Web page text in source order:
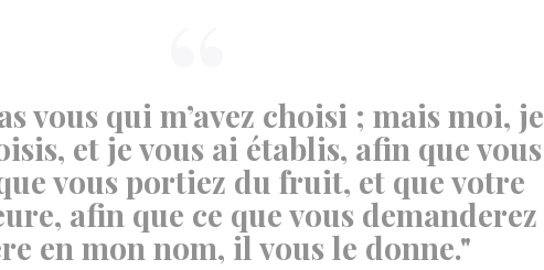
vous qui m’avez choisi ; mais moi, je
et je vous ai établis, afin que vous
vous portiez du fruit, et que votre
afin que ce que vous demanderez
en mon nom, il vous le donne."